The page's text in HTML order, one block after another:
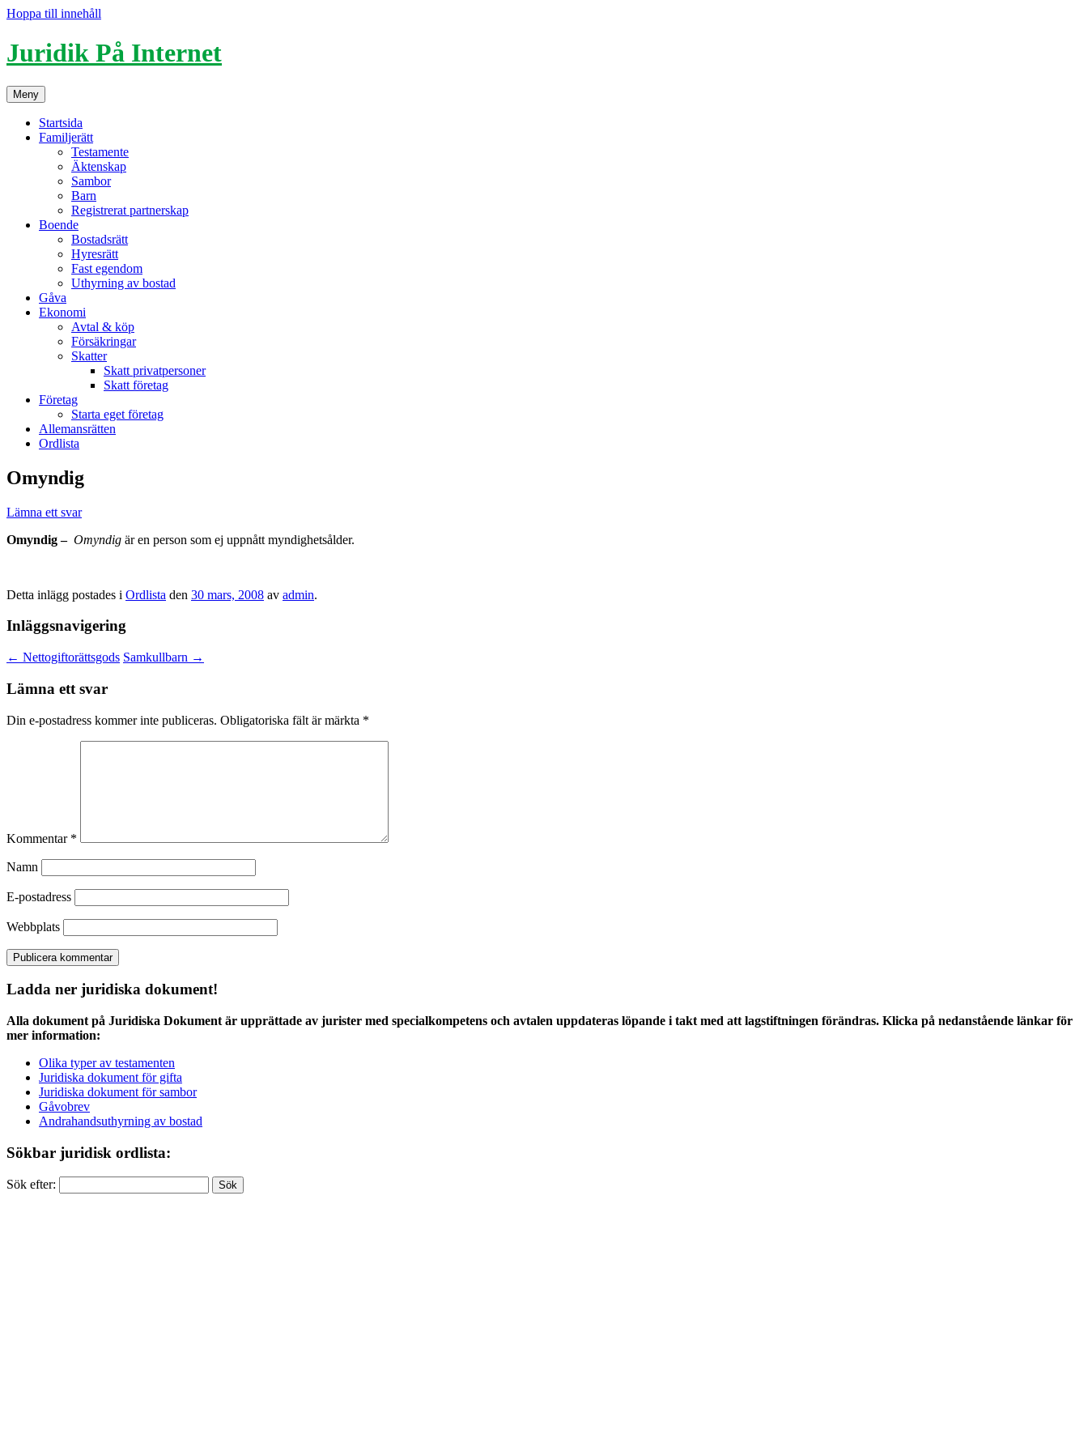
Hoppa till innehåll
Juridik På Internet
Meny
Startsida
Familjerätt
Testamente
Äktenskap
Sambor
Barn
Registrerat partnerskap
Boende
Bostadsrätt
Hyresrätt
Fast egendom
Uthyrning av bostad
Gåva
Ekonomi
Avtal & köp
Försäkringar
Skatter
Skatt privatpersoner
Skatt företag
Företag
Starta eget företag
Allemansrätten
Ordlista
Omyndig
Lämna ett svar
Omyndig – Omyndig är en person som ej uppnått myndighetsålder.
Detta inlägg postades i Ordlista den 30 mars, 2008 av admin.
Inläggsnavigering
← Nettogiftorättsgods Samkullbarn →
Lämna ett svar
Din e-postadress kommer inte publiceras. Obligatoriska fält är märkta *
Kommentar *
Namn
E-postadress
Webbplats
Ladda ner juridiska dokument!
Alla dokument på Juridiska Dokument är upprättade av jurister med specialkompetens och avtalen uppdateras löpande i takt med att lagstiftningen förändras. Klicka på nedanstående länkar för
mer information:
Olika typer av testamenten
Juridiska dokument för gifta
Juridiska dokument för sambor
Gåvobrev
Andrahandsuthyrning av bostad
Sökbar juridisk ordlista:
Sök efter: